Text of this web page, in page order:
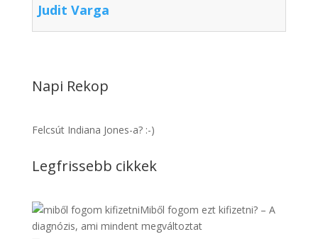
Judit Varga
Napi Rekop
Felcsút Indiana Jones-a? :-)
Legfrissebb cikkek
Miből fogom ezt kifizetni? – A
diagnózis, ami mindent megváltoztat